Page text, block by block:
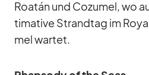
Roa­tán und Co­zu­mel, wo
ti­ma­tive Strand­tag im
mel war­tet.